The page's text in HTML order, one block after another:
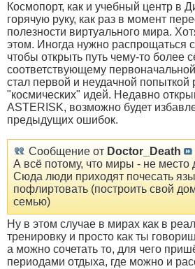
Космопорт, как и учебный центр в
горячую руку, как раз в момент
полезности виртуального мира.
этом. Иногда нужно распрощаться
чтобы открыть путь чему-то более
соответствующему
стал первой и неудачной попыткой
"космических" идей. Недавно
ASTERISK, возможно будет
предыдущих ошибок.
Сообщение от Doctor_Death
А всё потому, что миры - не место
Сюда люди приходят почесать
пофлиртовать (построить свой
семью)
Ну в этом случае в мирах как в
тренировку и просто как ты
а можно сочетать то, для чего
периодами отдыха, где можно и